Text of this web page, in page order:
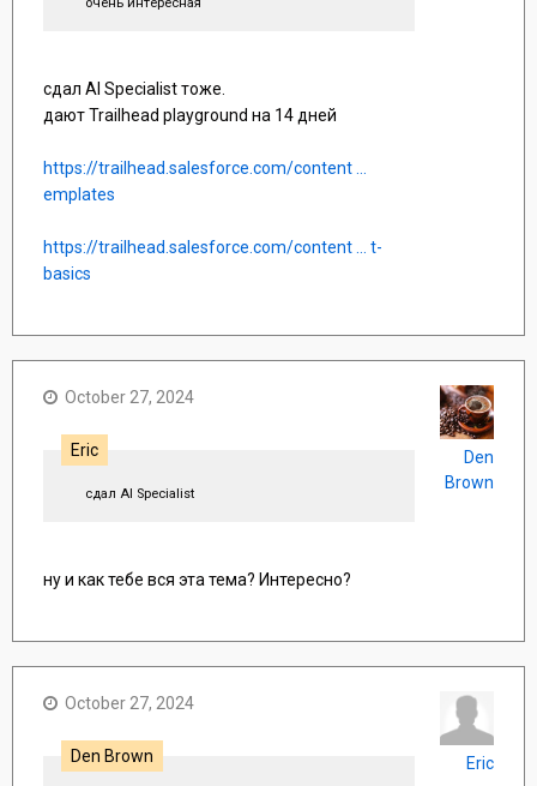
сдал AI Specialist тоже.
дают Trailhead playground на 14 дней
https://trailhead.salesforce.com/content ...
emplates
https://trailhead.salesforce.com/content ... t-
basics
October 27, 2024
Eric
сдал AI Specialist
ну и как тебе вся эта тема? Интересно?
Den
Brown
October 27, 2024
Den Brown Eric